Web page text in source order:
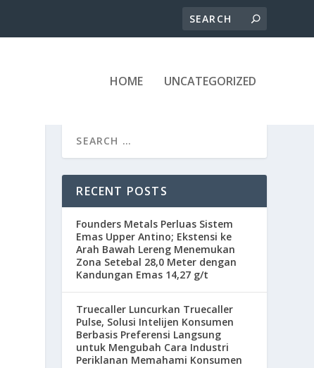
HOME UNCATEGORIZED
RECENT POSTS
Founders Metals Perluas Sistem
Emas Upper Antino; Ekstensi ke
Arah Bawah Lereng Menemukan
Zona Setebal 28,0 Meter dengan
Kandungan Emas 14,27 g/t
Truecaller Luncurkan Truecaller
Pulse, Solusi Intelijen Konsumen
Berbasis Preferensi Langsung
untuk Mengubah Cara Industri
Periklanan Memahami Konsumen